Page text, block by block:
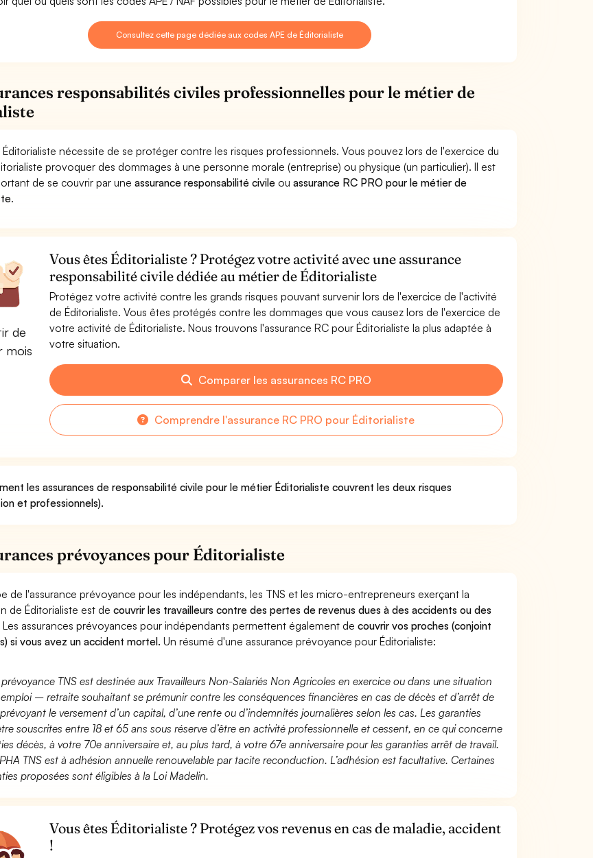
Consultez cette page dédiée aux codes APE de Éditorialiste
responsabilités civiles professionnelles pour le métier de
Éditorialiste nécessite de se protéger contre les risques professionnels. Vous pouvez lors de l'exercice du
provoquer des dommages à une personne morale (entreprise) ou physique (un particulier). Il est
de se couvrir par uneassurance responsabilité civile ouassurance RC PRO pour le métier de
.
de
mois
Vous êtes Éditorialiste ? Protégez votre activité avec une assurance
responsabilité civile dédiée au métier de Éditorialiste
Protégez votre activité contre les grands risques pouvant survenir lors de l'exercice de l'activité
de Éditorialiste. Vous êtes protégés contre les dommages que vous causez lors de l'exercice de
votre activité de Éditorialiste. Nous trouvons l'assurance RC pour Éditorialiste la plus adaptée à
votre situation.
Comparer les assurances RC PRO
Comprendre l'assurance RC PRO pour Éditorialiste
les assurances de responsabilité civile pour le métier Éditorialiste couvrent les deux risques
et professionnels).
prévoyances pour Éditorialiste
de l'assurance prévoyance pour les indépendants, les TNS et les micro-entrepreneurs exerçant la
de Éditorialiste est decouvrir les travailleurs contre des pertes de revenus dues à des accidents ou des
Les assurances prévoyances pour indépendants permettent également decouvrir vos proches (conjoint
si vous avez un accident mortel. Un résumé d'une assurance prévoyance pour Éditorialiste:
prévoyance TNS est destinée aux Travailleurs Non-Salariés Non Agricoles en exercice ou dans une situation
– retraite souhaitant se prémunir contre les conséquences financières en cas de décès et d’arrêt de
le versement d’un capital, d’une rente ou d’indemnités journalières selon les cas. Les garanties
souscrites entre 18 et 65 ans sous réserve d’être en activité professionnelle et cessent, en ce qui concerne
décès, à votre 70e anniversaire et, au plus tard, à votre 67e anniversaire pour les garanties arrêt de travail.
TNS est à adhésion annuelle renouvelable par tacite reconduction. L’adhésion est facultative. Certaines
proposées sont éligibles à la Loi Madelin.
Vous êtes Éditorialiste ? Protégez vos revenus en cas de maladie, accident
!